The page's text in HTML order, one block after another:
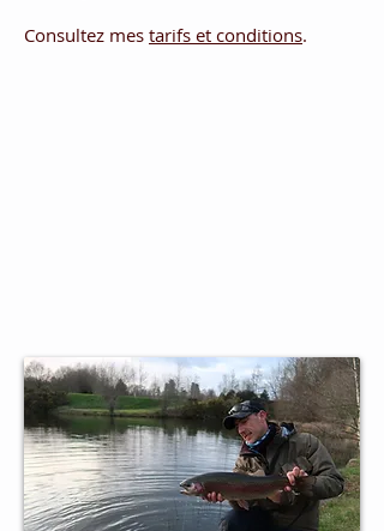
Consultez mes tarifs et conditions.